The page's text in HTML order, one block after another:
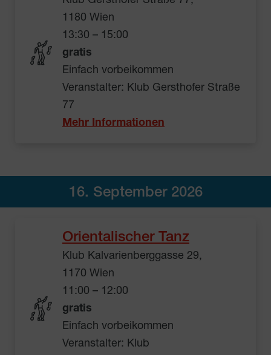
1180 Wien
13:30 – 15:00
gratis
Einfach vorbeikommen
Veranstalter: Klub Gersthofer Straße
77
Mehr Informationen
16. September 2026
Orientalischer Tanz
Klub Kalvarienberggasse 29,
1170 Wien
11:00 – 12:00
gratis
Einfach vorbeikommen
Veranstalter: Klub